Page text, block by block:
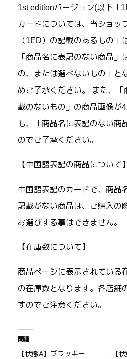
1st editionバージョン(以下「
カードについては、当ショッ
（1ED）の記載のあるもの」
「商品名に表記のない商品」
の、または選べないもの」と
めご了承ください。 また、
載のないもの」の商品画像が
も、「商品名に表記のない商
のでご了承ください。
【中国語表記の商品について】
中国語表記のカードで、商品
記載がない商品は、ご購入の
お選びする事はできません。
【在庫数について】
商品ページに表示されている
の在庫数となります。各店舗
すのでご注意ください。
関連
【状態A】ブラッキー
【